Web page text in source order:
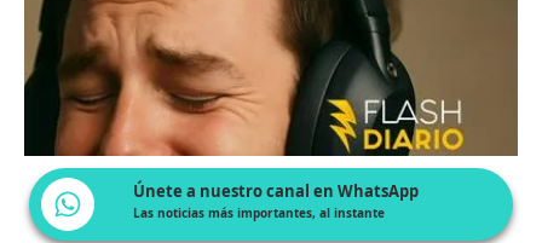
Únete a nuestro canal en WhatsApp
Las noticias más importantes, al instante